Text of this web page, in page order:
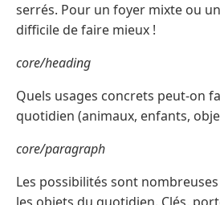
serrés. Pour un foyer mixte ou
difficile de faire mieux !
core/heading
Quels usages concrets peut-on
quotidien (animaux, enfants,
core/paragraph
Les possibilités sont